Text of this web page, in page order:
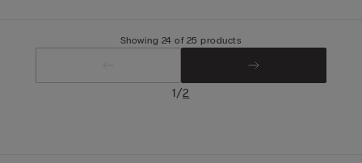
Showing 24 of 25 products
1/2